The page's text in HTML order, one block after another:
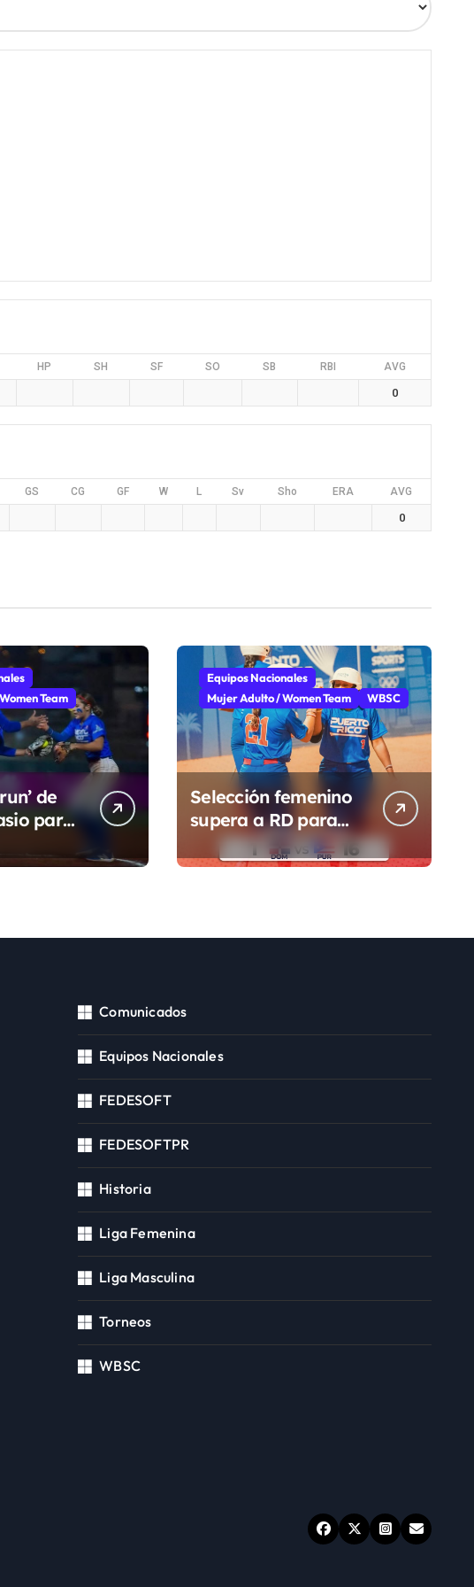
HP SH SF SO SB RBI AVG
0
GS CG GF W L Sv Sho ERA AVG
0
Team
de
para
Equipos Nacionales
Mujer Adulto / Women Team
WBSC
Selección femenino
supera a RD para
segunda victoria
Comunicados
Equipos Nacionales
FEDESOFT
FEDESOFTPR
Historia
Liga Femenina
Liga Masculina
Torneos
WBSC